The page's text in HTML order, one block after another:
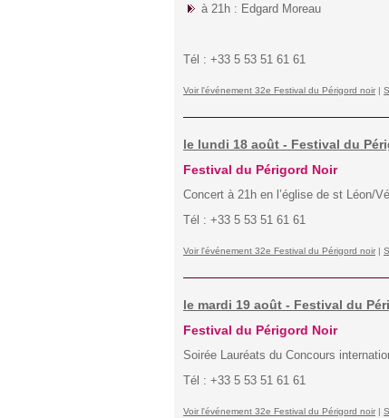
à 21h : Edgard Moreau
Tél : +33 5 53 51 61 61
Voir l'événement 32e Festival du Périgord noir |
le lundi 18 août - Festival du
Festival du Périgord Noir
Concert à 21h en l’église de st Léon/
Tél : +33 5 53 51 61 61
Voir l'événement 32e Festival du Périgord noir |
le mardi 19 août - Festival du
Festival du Périgord Noir
Soirée Lauréats du Concours
Tél : +33 5 53 51 61 61
Voir l'événement 32e Festival du Périgord noir |